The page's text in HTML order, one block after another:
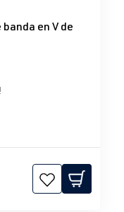
en V de